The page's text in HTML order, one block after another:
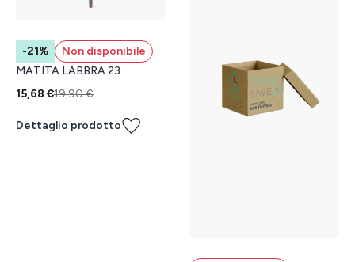
-21%
Non disponibile
MATITA LABBRA 23
15,68 €19,90 €
Dettaglio prodotto